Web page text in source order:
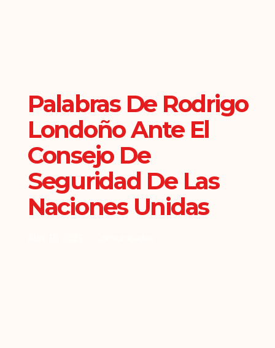
Palabras De Rodrigo
Londoño Ante El
Consejo De
Seguridad De Las
Naciones Unidas